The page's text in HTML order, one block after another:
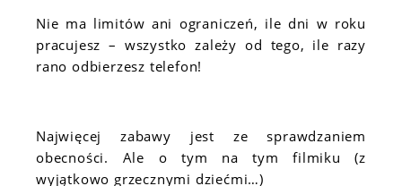
Nie ma limitów ani ograniczeń, ile dni w roku
pracujesz – wszystko zależy od tego, ile razy
rano odbierzesz telefon!
Najwięcej zabawy jest ze sprawdzaniem
obecności. Ale o tym na tym filmiku (z
wyjątkowo grzecznymi dziećmi…)